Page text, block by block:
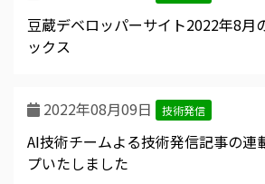
豆蔵デベロッパーサイト2022年8月
ックス
2022年08月09日 技術発信
AI技術チームよる技術発信記事の連
プいたしました